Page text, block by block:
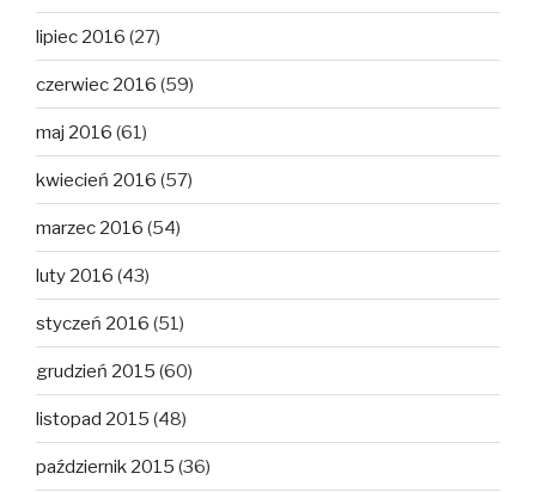
lipiec 2016 (27)
czerwiec 2016 (59)
maj 2016 (61)
kwiecień 2016 (57)
marzec 2016 (54)
luty 2016 (43)
styczeń 2016 (51)
grudzień 2015 (60)
listopad 2015 (48)
październik 2015 (36)